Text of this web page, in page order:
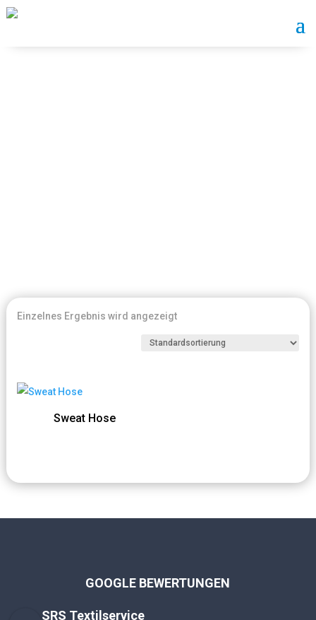
Einzelnes Ergebnis wird angezeigt
Sweat Hose
GOOGLE BEWERTUNGEN
SRS Textilservice